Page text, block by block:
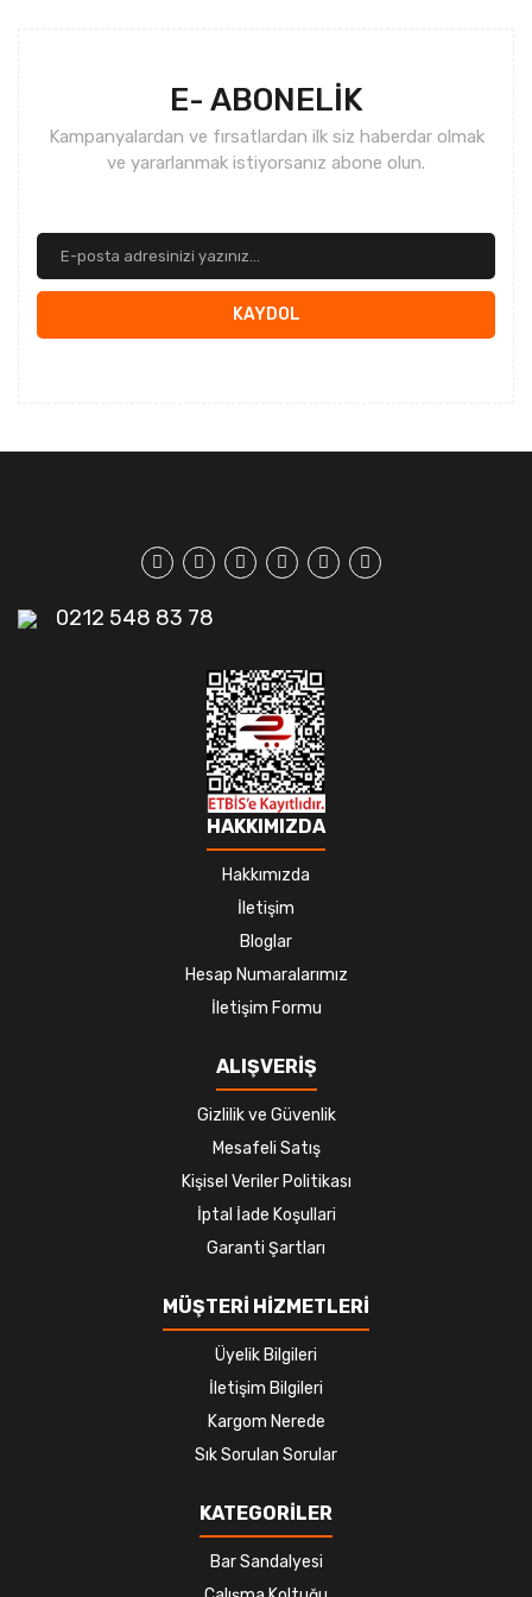
E- ABONELİK
Kampanyalardan ve fırsatlardan ilk siz haberdar olmak
ve yararlanmak istiyorsanız abone olun.
KAYDOL
0212 548 83 78
HAKKIMIZDA
Hakkımızda
İletişim
Bloglar
Hesap Numaralarımız
İletişim Formu
ALIŞVERİŞ
Gizlilik ve Güvenlik
Mesafeli Satış
Kişisel Veriler Politikası
İptal İade Koşullari
Garanti Şartları
MÜŞTERİ HİZMETLERİ
Üyelik Bilgileri
İletişim Bilgileri
Kargom Nerede
Sık Sorulan Sorular
KATEGORİLER
Bar Sandalyesi